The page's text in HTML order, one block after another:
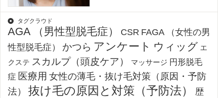
タグクラウド
AGA （男性型脱毛症） CSR FAGA （女性の男
性型脱毛症）
かつら アンケート ウィッグ エ
クステ スカルプ（頭皮ケア） マッサージ 円形脱毛
症 医療用 女性の薄毛・抜け毛対策（原因・予防
法）
抜け毛の原因と対策（予防法）
歴